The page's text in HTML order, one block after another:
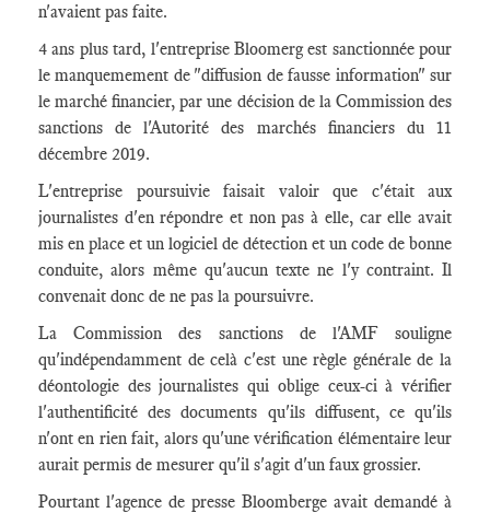
n'avaient pas faite.
4 ans plus tard, l'entreprise Bloomerg est sanctionnée pour
le manquemement de "diffusion de fausse information" sur
le marché financier, par une décision de la Commission des
sanctions de l'Autorité des marchés financiers du 11
décembre 2019.
L'entreprise poursuivie faisait valoir que c'était aux
journalistes d'en répondre et non pas à elle, car elle avait
mis en place et un logiciel de détection et un code de bonne
conduite, alors même qu'aucun texte ne l'y contraint. Il
convenait donc de ne pas la poursuivre.
La Commission des sanctions de l'AMF souligne
qu'indépendamment de celà c'est une règle générale de la
déontologie des journalistes qui oblige ceux-ci à vérifier
l'authentificité des documents qu'ils diffusent, ce qu'ils
n'ont en rien fait, alors qu'une vérification élémentaire leur
aurait permis de mesurer qu'il s'agit d'un faux grossier.
Pourtant l'agence de presse Bloomberge avait demandé à